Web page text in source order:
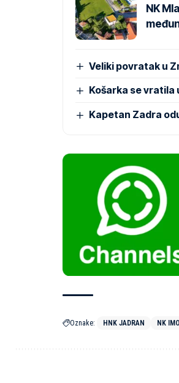
NK
Veliki povratak u
Košarka se vratila
Kapetan Zadra
Oznake: HNK JADRAN NK